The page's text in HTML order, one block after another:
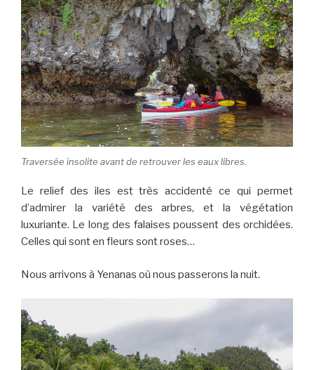
Traversée insolite avant de retrouver les eaux libres.
Le relief des iles est très accidenté ce qui permet
d’admirer la variété des arbres, et la végétation
luxuriante. Le long des falaises poussent des orchidées.
Celles qui sont en fleurs sont roses…
Nous arrivons à Yenanas où nous passerons la nuit.